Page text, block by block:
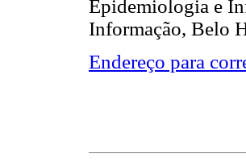
Epidemiologia e
Informação, Belo
Endereço para